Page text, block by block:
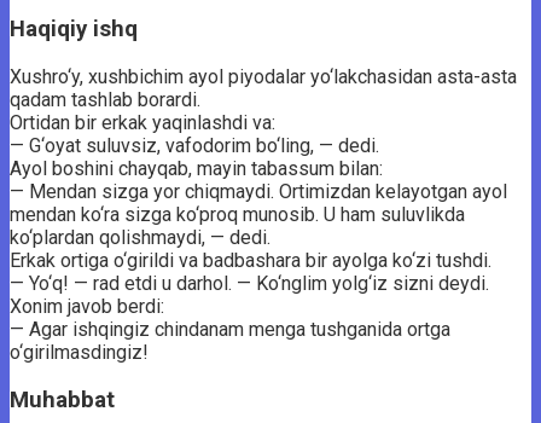
Haqiqiy ishq
Xushro‘y, xushbichim ayol piyodalar yo‘lakchasidan asta-asta
qadam tashlab borardi.
Ortidan bir erkak yaqinlashdi va:
— G‘oyat suluvsiz, vafodorim bo‘ling, — dedi.
Ayol boshini chayqab, mayin tabassum bilan:
— Mendan sizga yor chiqmaydi. Ortimizdan kelayotgan ayol
mendan ko‘ra sizga ko‘proq munosib. U ham suluvlikda
ko‘plardan qolishmaydi, — dedi.
Erkak ortiga o‘girildi va badbashara bir ayolga ko‘zi tushdi.
— Yo‘q! — rad etdi u darhol. — Ko‘nglim yolg‘iz sizni deydi.
Xonim javob berdi:
— Agar ishqingiz chindanam menga tushganida ortga
o‘girilmasdingiz!
Muhabbat